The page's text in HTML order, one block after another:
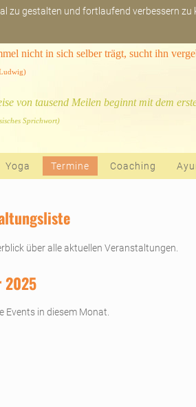
nicht in sich selber trägt, sucht ihn
von tausend Meilen beginnt mit dem
Sprichwort)
Yoga Termine Coaching
über alle aktuellen Veranstaltungen.
2025
Events in diesem Monat.
zu gestalten und fortlaufend verbessern